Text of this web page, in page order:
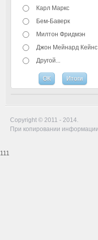
Карл Маркс
Бем-Баверк
Милтон Фридмэн
Джон Мейнард Кейнс
Другой...
Copyright © 2011 - 2014.
При копировании
111